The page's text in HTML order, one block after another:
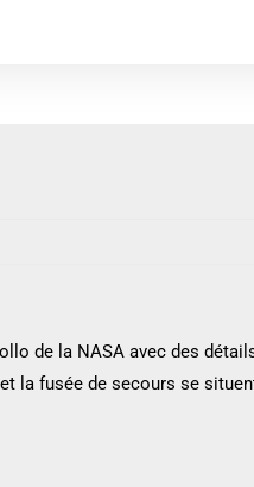
de la NASA avec des
la fusée de secours se